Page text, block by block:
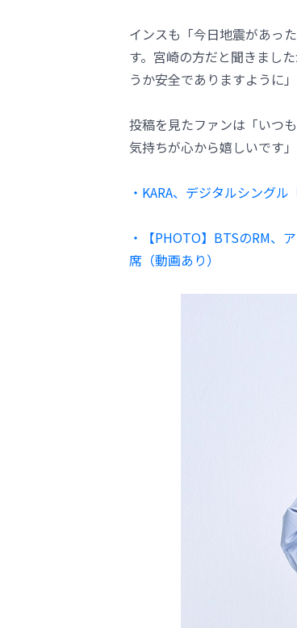
インスも「今日地震があっ
す。宮崎の方だと聞きまし
うか安全でありますように
投稿を見たファンは「いつ
気持ちが心から嬉しいです
・KARA、デジタルシング
・【PHOTO】BTSのRM、
席（動画あり）